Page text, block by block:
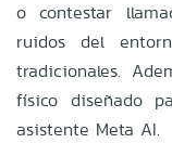
o contestar
ruidos del
tradicionales.
físico diseñado
asistente Meta AI.